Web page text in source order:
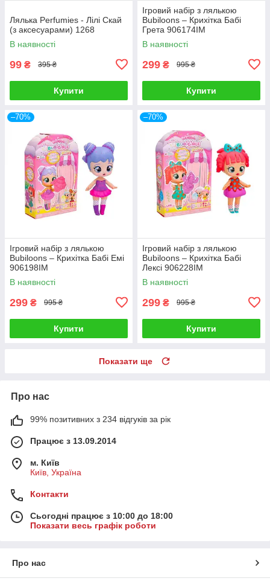
Лялька Perfumies - Лілі Скай
(з аксесуарами) 1268
В наявності
99 ₴ 395 ₴
Купити
Ігровий набір з лялькою
Bubiloons – Крихітка Бабі
Грета 906174IM
В наявності
299 ₴ 995 ₴
Купити
–70%
Ігровий набір з лялькою
Bubiloons – Крихітка Бабі Емі
906198IM
В наявності
299 ₴ 995 ₴
Купити
–70%
Ігровий набір з лялькою
Bubiloons – Крихітка Бабі
Лексі 906228IM
В наявності
299 ₴ 995 ₴
Купити
Показати ще
Про нас
99% позитивних з 234 відгуків за рік
Працює з 13.09.2014
м. Київ
Київ, Україна
Контакти
Сьогодні працює з 10:00 до 18:00
Показати весь графік роботи
Про нас